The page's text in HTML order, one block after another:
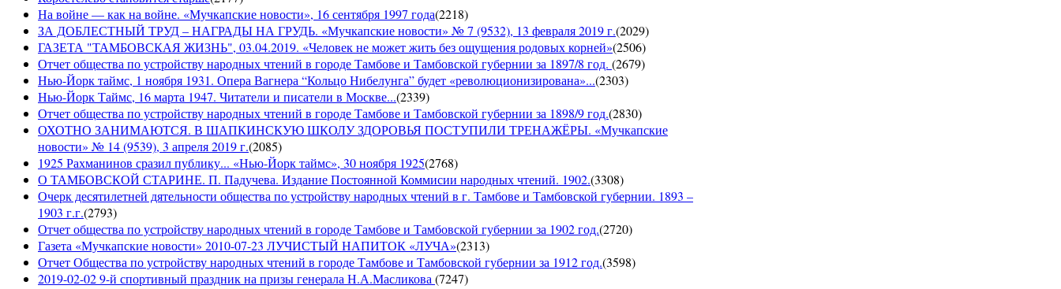
На войне — как на войне. «Мучкапские новости», 16 сентября 1997 года(2218)
ЗА ДОБЛЕСТНЫЙ ТРУД – НАГРАДЫ НА ГРУДЬ. «Мучкапские новости» № 7 (9532), 13 февраля 2019 г.(2029)
ГАЗЕТА "ТАМБОВСКАЯ ЖИЗНЬ", 03.04.2019. «Человек не может жить без ощущения родовых корней»(2506)
Отчет общества по устройству народных чтений в городе Тамбове и Тамбовской губернии за 1897/8 год. (2679)
Нью-Йорк таймс, 1 ноября 1931. Опера Вагнера “Кольцо Нибелунга” будет «революционизирована»...(2303)
Нью-Йорк Таймс, 16 марта 1947. Читатели и писатели в Москве...(2339)
Отчет общества по устройству народных чтений в городе Тамбове и Тамбовской губернии за 1898/9 год.(2830)
ОХОТНО ЗАНИМАЮТСЯ. В ШАПКИНСКУЮ ШКОЛУ ЗДОРОВЬЯ ПОСТУПИЛИ ТРЕНАЖЁРЫ. «Мучкапские
новости» № 14 (9539), 3 апреля 2019 г.(2085)
1925 Рахманинов сразил публику... «Нью-Йорк таймс», 30 ноября 1925(2768)
О ТАМБОВСКОЙ СТАРИНЕ. П. Падучева. Издание Постоянной Коммисии народных чтений. 1902.(3308)
Очерк десятилетней дятельности общества по устройству народных чтений в г. Тамбове и Тамбовской губернии. 1893 –
1903 г.г.(2793)
Отчет общества по устройству народных чтений в городе Тамбове и Тамбовской губернии за 1902 год.(2720)
Газета «Мучкапские новости» 2010-07-23 ЛУЧИСТЫЙ НАПИТОК «ЛУЧА»(2313)
Отчет Общества по устройству народных чтений в городе Тамбове и Тамбовской губернии за 1912 год.(3598)
2019-02-02 9-й спортивный праздник на призы генерала Н.А.Масликова(7247)